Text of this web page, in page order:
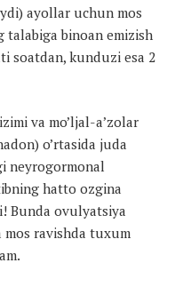
ayollar uchun mos
talabiga binoan emizish
soatdan, kunduzi esa 2
va mo’ljal-a’zolar
o’rtasida juda
neyrogormonal
hatto ozgina
Bunda ovulyatsiya
mos ravishda tuxum